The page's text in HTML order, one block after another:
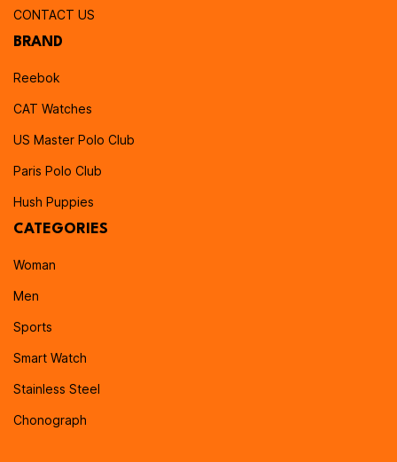
CONTACT US
BRAND
Reebok
CAT Watches
US Master Polo Club
Paris Polo Club
Hush Puppies
CATEGORIES
Woman
Men
Sports
Smart Watch
Stainless Steel
Chonograph